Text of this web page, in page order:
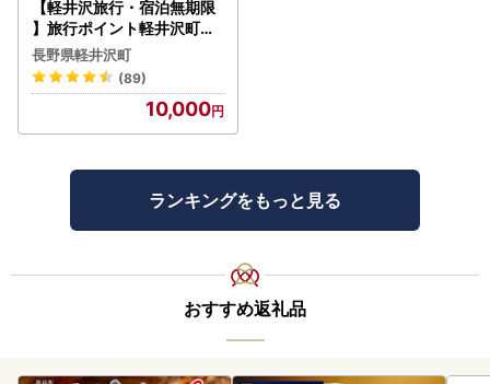
【軽井沢旅行・宿泊無期限
】旅行ポイント軽井沢町ふ
るなびトラベルポイント
長野県軽井沢町
(89)
10,000
ランキングをもっと見る
おすすめ返礼品